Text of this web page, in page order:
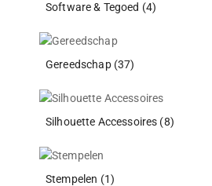
Software & Tegoed (4)
Gereedschap (37)
Silhouette Accessoires (8)
Stempelen (1)